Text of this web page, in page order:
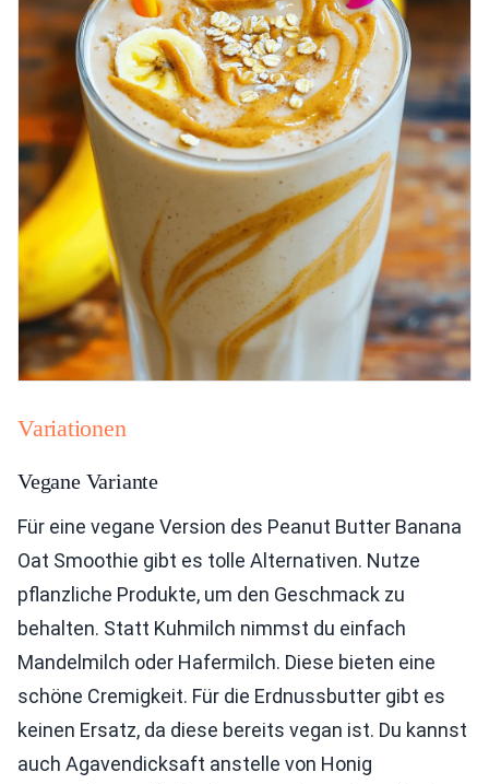
Variationen
Vegane Variante
Für eine vegane Version des Peanut Butter Banana
Oat Smoothie gibt es tolle Alternativen. Nutze
pflanzliche Produkte, um den Geschmack zu
behalten. Statt Kuhmilch nimmst du einfach
Mandelmilch oder Hafermilch. Diese bieten eine
schöne Cremigkeit. Für die Erdnussbutter gibt es
keinen Ersatz, da diese bereits vegan ist. Du kannst
auch Agavendicksaft anstelle von Honig